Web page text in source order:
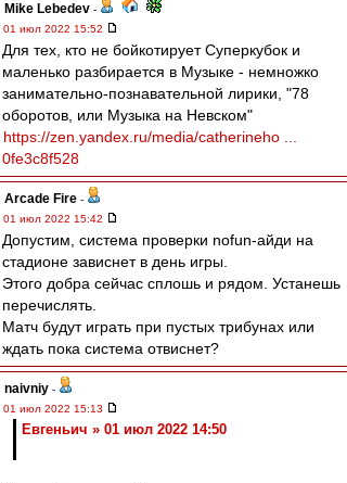
Mike Lebedev -
01 июл 2022 15:52
Для тех, кто не бойкотирует Суперкубок и
маленько разбирается в Музыке - немножко
занимательно-познавательной лирики, "78
оборотов, или Музыка на Невском"
https://zen.yandex.ru/media/catherineho ...
0fe3c8f528
Arcade Fire -
01 июл 2022 15:42
Допустим, система проверки nofun-айди на
стадионе зависнет в день игры.
Этого добра сейчас сплошь и рядом. Устанешь
перечислять.
Матч будут играть при пустых трибунах или
ждать пока система отвиснет?
naivniy -
01 июл 2022 15:13
Евгеньич » 01 июл 2022 14:50